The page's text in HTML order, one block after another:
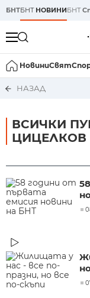
БНТБНТ НОВИНИБНТ
НовиниСвят
НАЗАД
ВСИЧКИ
ЦИЦЕЛКОВ